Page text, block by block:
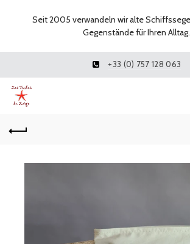
+33 (0) 757 128 063
Seit 2005 verwandeln wir alte
Gegenstände für Ihren Alltag.